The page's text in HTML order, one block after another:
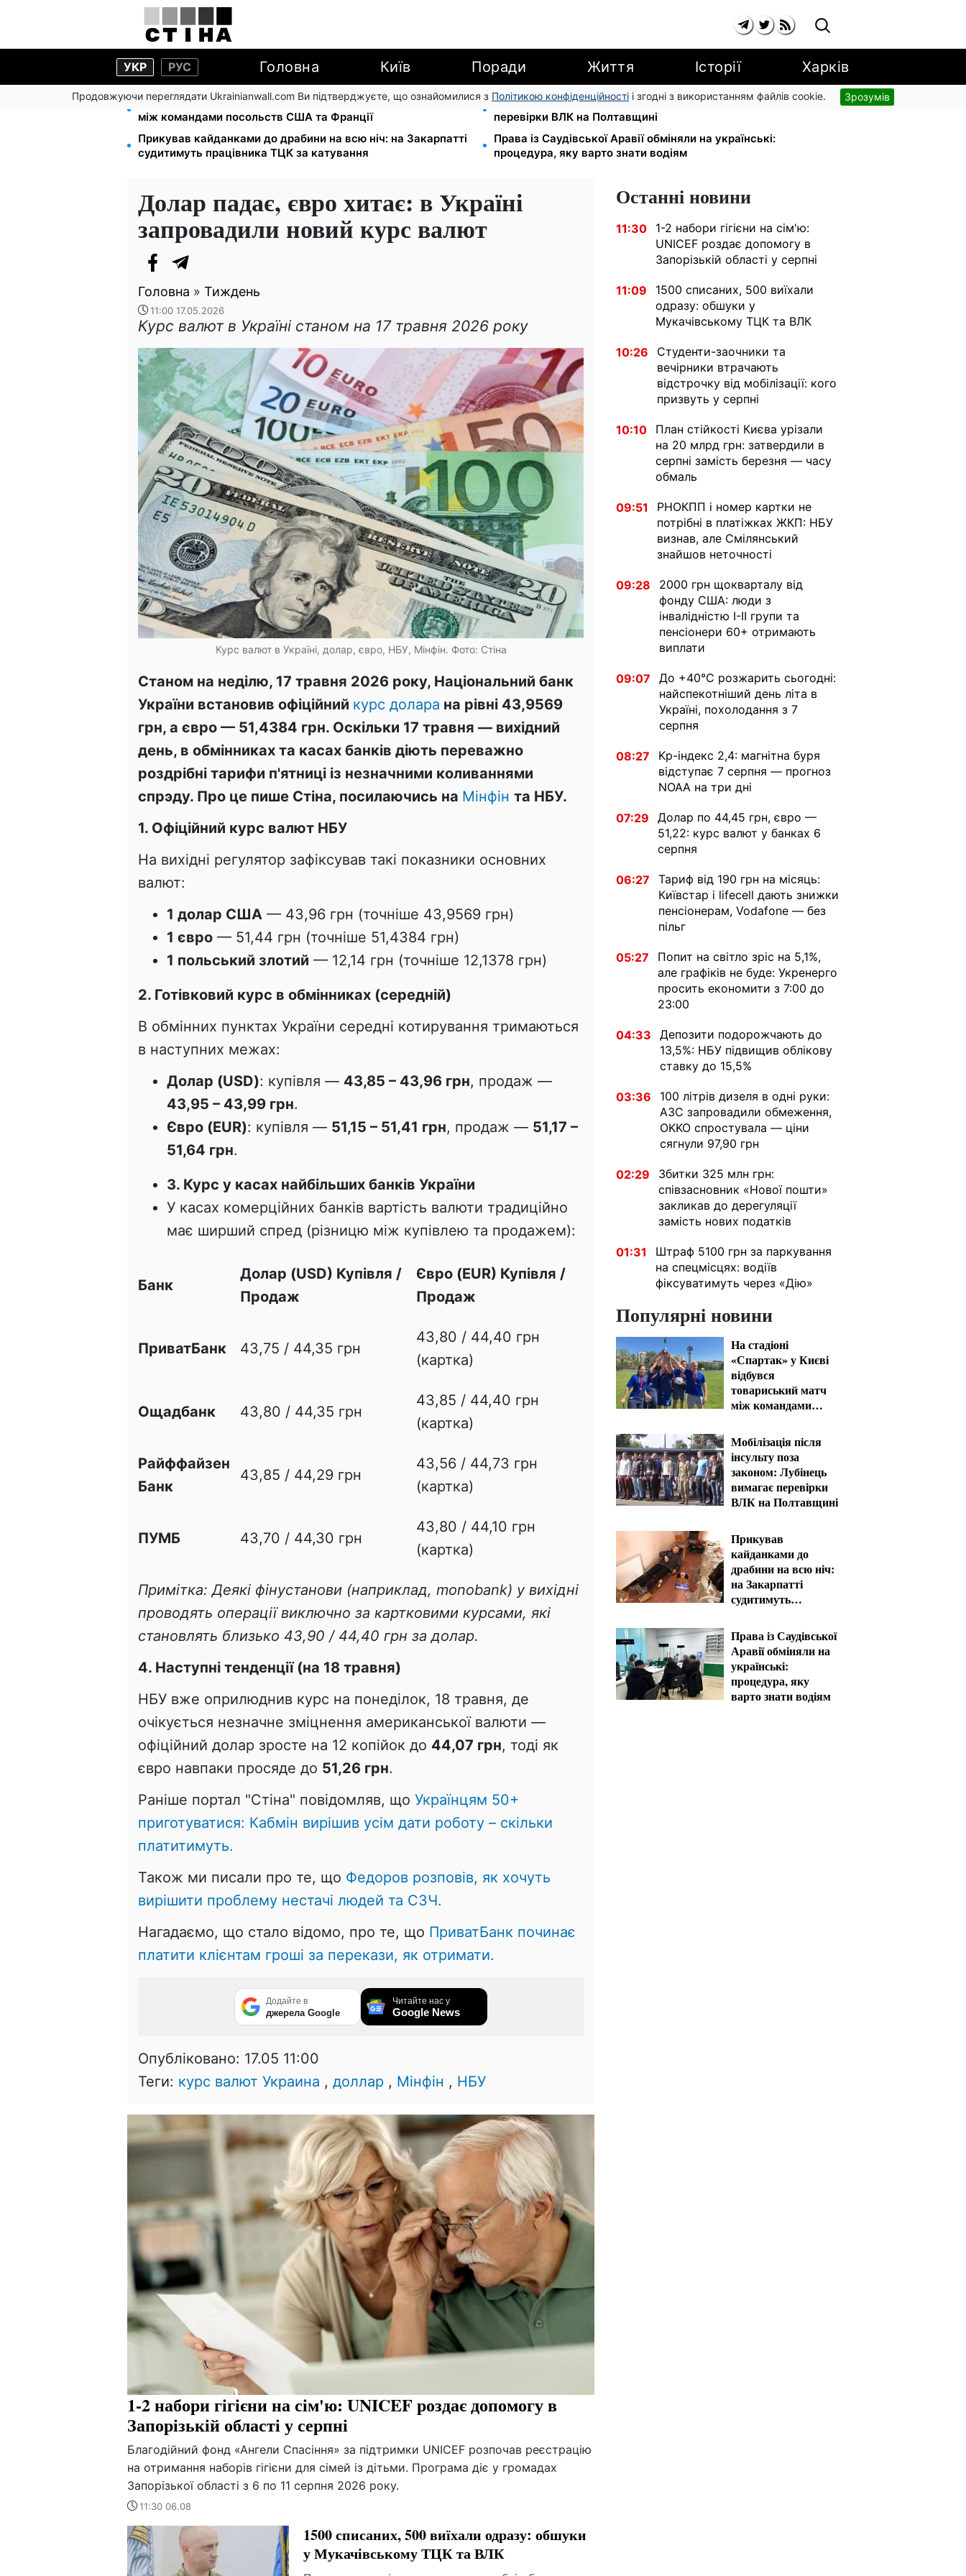
УКР РУС Головна Київ Поради Життя Історії Харків
Продовжуючи переглядати Ukrainianwall.com Ви підтверджуєте, що ознайомилися з Політикою конфіденційності і згодні з використанням файлів cookie. Зрозумів
На стадіоні «Спартак» у Києві відбувся товариський матч
між командами посольств США та Франції
Мобілізація після інсульту поза законом: Лубінець вимагає
перевірки ВЛК на Полтавщині
Прикував кайданками до драбини на всю ніч: на Закарпатті
судитимуть працівника ТЦК за катування
Права із Саудівської Аравії обміняли на українські:
процедура, яку варто знати водіям
Долар падає, євро хитає: в Україні
запровадили новий курс валют
Головна » Тиждень
11:00 17.05.2026
Курс валют в Україні станом на 17 травня 2026 року
Курс валют в Україні, долар, євро, НБУ, Мінфін. Фото: Стіна
Станом на неділю, 17 травня 2026 року, Національний банк
України встановив офіційний курс долара на рівні 43,9569
грн, а євро — 51,4384 грн. Оскільки 17 травня — вихідний
день, в обмінниках та касах банків діють переважно
роздрібні тарифи п'ятниці із незначними коливаннями
спрэду. Про це пише Стіна, посилаючись на Мінфін та НБУ.
1. Офіційний курс валют НБУ
На вихідні регулятор зафіксував такі показники основних
валют:
1 долар США — 43,96 грн (точніше 43,9569 грн)
1 євро — 51,44 грн (точніше 51,4384 грн)
1 польський злотий — 12,14 грн (точніше 12,1378 грн)
2. Готівковий курс в обмінниках (середній)
В обмінних пунктах України середні котирування тримаються
в наступних межах:
Долар (USD): купівля — 43,85 – 43,96 грн, продаж —
43,95 – 43,99 грн.
Євро (EUR): купівля — 51,15 – 51,41 грн, продаж — 51,17 –
51,64 грн.
3. Курс у касах найбільших банків України
У касах комерційних банків вартість валюти традиційно
має ширший спред (різницю між купівлею та продажем):
Банк
Долар (USD) Купівля /
Продаж
Євро (EUR) Купівля /
Продаж
ПриватБанк 43,75 / 44,35 грн
43,80 / 44,40 грн
(картка)
Ощадбанк 43,80 / 44,35 грн
43,85 / 44,40 грн
(картка)
Райффайзен
Банк
43,85 / 44,29 грн
43,56 / 44,73 грн
(картка)
ПУМБ 43,70 / 44,30 грн
43,80 / 44,10 грн
(картка)
Примітка: Деякі фінустанови (наприклад, monobank) у вихідні
проводять операції виключно за картковими курсами, які
становлять близько 43,90 / 44,40 грн за долар.
4. Наступні тенденції (на 18 травня)
НБУ вже оприлюднив курс на понеділок, 18 травня, де
очікується незначне зміцнення американської валюти —
офіційний долар зросте на 12 копійок до 44,07 грн, тоді як
євро навпаки просяде до 51,26 грн.
Раніше портал "Стіна" повідомляв, що Українцям 50+
приготуватися: Кабмін вирішив усім дати роботу – скільки
платитимуть.
Також ми писали про те, що Федоров розповів, як хочуть
вирішити проблему нестачі людей та СЗЧ.
Нагадаємо, що стало відомо, про те, що ПриватБанк починає
платити клієнтам гроші за перекази, як отримати.
Додайте в
джерела Google
Читайте нас у
Google News
Опубліковано: 17.05 11:00
Теги: курс валют Украина , доллар , Мінфін , НБУ
1-2 набори гігієни на сім'ю: UNICEF роздає допомогу в
Запорізькій області у серпні
Благодійний фонд «Ангели Спасіння» за підтримки UNICEF розпочав реєстрацію
на отримання наборів гігієни для сімей із дітьми. Програма діє у громадах
Запорізької області з 6 по 11 серпня 2026 року.
11:30 06.08
1500 списаних, 500 виїхали одразу: обшуки
у Мукачівському ТЦК та ВЛК
Останні новини
11:30
1-2 набори гігієни на сім'ю:
UNICEF роздає допомогу в
Запорізькій області у серпні
11:09
1500 списаних, 500 виїхали
одразу: обшуки у
Мукачівському ТЦК та ВЛК
10:26
Студенти-заочники та
вечірники втрачають
відстрочку від мобілізації: кого
призвуть у серпні
10:10
План стійкості Києва урізали
на 20 млрд грн: затвердили в
серпні замість березня — часу
обмаль
09:51
РНОКПП і номер картки не
потрібні в платіжках ЖКП: НБУ
визнав, але Смілянський
знайшов неточності
09:28
2000 грн щокварталу від
фонду США: люди з
інвалідністю I-II групи та
пенсіонери 60+ отримають
виплати
09:07
До +40°С розжарить сьогодні:
найспекотніший день літа в
Україні, похолодання з 7
серпня
08:27
Kp-індекс 2,4: магнітна буря
відступає 7 серпня — прогноз
NOAA на три дні
07:29
Долар по 44,45 грн, євро —
51,22: курс валют у банках 6
серпня
06:27
Тариф від 190 грн на місяць:
Київстар і lifecell дають знижки
пенсіонерам, Vodafone — без
пільг
05:27
Попит на світло зріс на 5,1%,
але графіків не буде: Укренерго
просить економити з 7:00 до
23:00
04:33
Депозити подорожчають до
13,5%: НБУ підвищив облікову
ставку до 15,5%
03:36
100 літрів дизеля в одні руки:
АЗС запровадили обмеження,
OKKO спростувала — ціни
сягнули 97,90 грн
02:29
Збитки 325 млн грн:
співзасновник «Нової пошти»
закликав до дерегуляції
замість нових податків
01:31
Штраф 5100 грн за паркування
на спецмісцях: водіїв
фіксуватимуть через «Дію»
Популярні новини
На стадіоні
«Спартак» у Києві
відбувся
товариський матч
між командами
Франції
Мобілізація після
інсульту поза
законом: Лубінець
вимагає перевірки
ВЛК на Полтавщині
Прикував
кайданками до
драбини на всю ніч:
на Закарпатті
судитимуть
катування
Права із Саудівської
Аравії обміняли на
українські:
процедура, яку
варто знати водіям